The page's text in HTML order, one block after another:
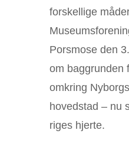
forskellige
Porsmose den
om baggrunden
omkring
hovedstad – nu
riges hjerte.